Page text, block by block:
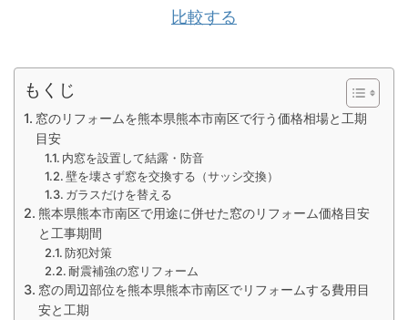
比較する
もくじ
窓のリフォームを熊本県熊本市南区で行う価格相場と工期
目安
内窓を設置して結露・防音
壁を壊さず窓を交換する（サッシ交換）
ガラスだけを替える
熊本県熊本市南区で用途に併せた窓のリフォーム価格目安
と工事期間
防犯対策
耐震補強の窓リフォーム
窓の周辺部位を熊本県熊本市南区でリフォームする費用目
安と工期